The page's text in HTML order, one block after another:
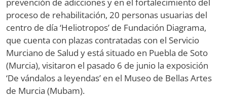
prevención de adicciones y en el fortalecimiento del
proceso de rehabilitación, 20 personas usuarias del
centro de día ‘Heliotropos’ de Fundación Diagrama,
que cuenta con plazas contratadas con el Servicio
Murciano de Salud y está situado en Puebla de Soto
(Murcia), visitaron el pasado 6 de junio la exposición
‘De vándalos a leyendas’ en el Museo de Bellas Artes
de Murcia (Mubam).